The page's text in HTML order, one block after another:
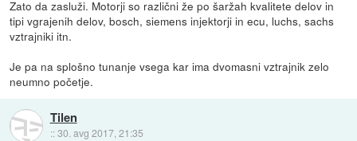
Zato da zasluži. Motorji so različni že po šaržah kvalitete delov in
tipi vgrajenih delov, bosch, siemens injektorji in ecu, luchs, sachs
vztrajniki itn.
Je pa na splošno tunanje vsega kar ima dvomasni vztrajnik zelo
neumno početje.
Tilen
::30. avg 2017, 21:35